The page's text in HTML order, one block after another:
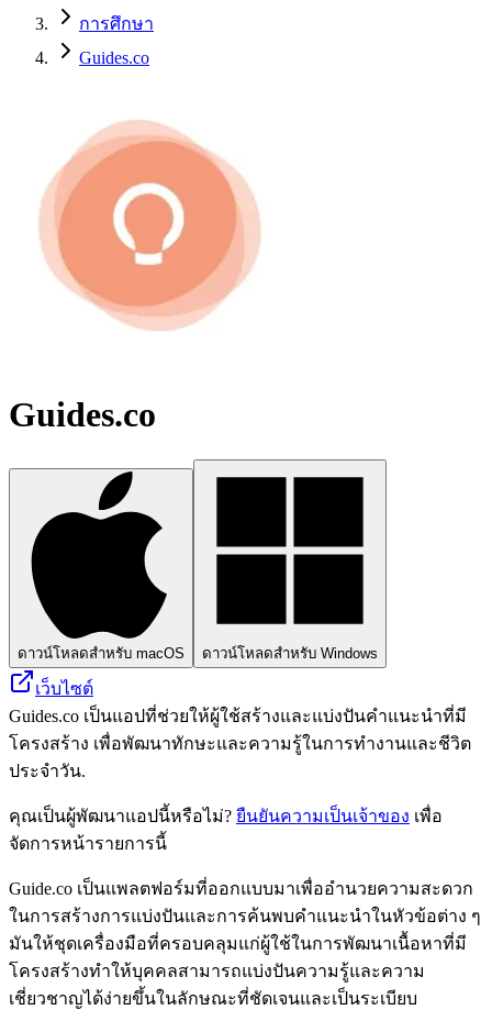
การศึกษา
Guides.co
Guides.co
ดาวน์โหลดสำหรับ macOS ดาวน์โหลดสำหรับ Windows
เว็บไซต์
Guides.co เป็นแอปที่ช่วยให้ผู้ใช้สร้างและแบ่งปันคำแนะนำที่มี
โครงสร้าง เพื่อพัฒนาทักษะและความรู้ในการทำงานและชีวิต
ประจำวัน.
คุณเป็นผู้พัฒนาแอปนี้หรือไม่? ยืนยันความเป็นเจ้าของ เพื่อ
จัดการหน้ารายการนี้
Guide.co เป็นแพลตฟอร์มที่ออกแบบมาเพื่ออำนวยความสะดวก
ในการสร้างการแบ่งปันและการค้นพบคำแนะนำในหัวข้อต่าง ๆ
มันให้ชุดเครื่องมือที่ครอบคลุมแก่ผู้ใช้ในการพัฒนาเนื้อหาที่มี
โครงสร้างทำให้บุคคลสามารถแบ่งปันความรู้และความ
เชี่ยวชาญได้ง่ายขึ้นในลักษณะที่ชัดเจนและเป็นระเบียบ